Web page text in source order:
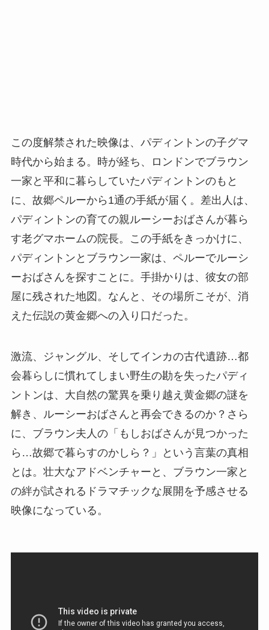
この度解禁された映像は、パディントンの子グマ
時代から始まる。時が経ち、ロンドンでブラウン
一家と平和に暮らしていたパディントンのもと
に、故郷ペルーから1通の手紙が届く。差出人は、
パディントンの育ての親ルーシーおばさんが暮ら
す老グマホームの院長。この手紙をきっかけに、
パディントンとブラウン一家は、ペルーでルーシ
ーおばさんを探すことに。手掛かりは、彼女の部
屋に残された地図。なんと、その場所こそが、消
えた伝説の黄金郷への入り口だった。
激流、ジャングル、そしてインカの古代遺跡…都
会暮らしに慣れてしまい野生の勘を失ったパディ
ントンは、大自然の驚異を乗り越え黄金郷の謎を
解き、ルーシーおばさんと再会できるのか？さら
に、ブラウン夫人の「もしおばさんが見つかった
ら…故郷で暮らすのかしら？」という言葉の真相
とは。壮大なアドベンチャーと、ブラウン一家と
の絆が試されるドラマチックな展開を予感させる
映像になっている。